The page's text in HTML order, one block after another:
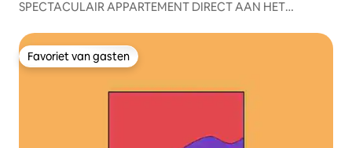
SPECTACULAIR APPARTEMENT DIRECT AAN HET
Favoriet van gasten
Favoriet van gasten